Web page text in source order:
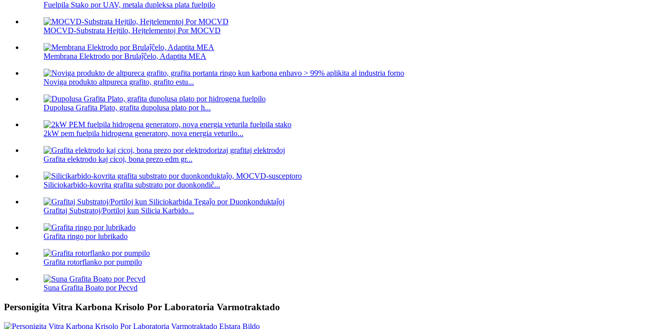
Fuelpila Stako por UAV, metala dupleksa plata fuelpilo
MOCVD-Substrata Hejtilo, Hejtelementoj Por MOCVD
Membrana Elektrodo por Brulaĵĉelo, Adaptita MEA
Noviga produkto altpureca grafito, grafito estu...
Dupolusa Grafita Plato, grafita dupolusa plato por h...
2kW pem fuelpila hidrogena generatoro, nova energia veturilo...
Grafita elektrodo kaj cicoj, bona prezo edm gr...
Siliciokarbido-kovrita grafita substrato por duonkondiĉ...
Grafitaj Substratoj/Portiloj kun Silicia Karbido...
Grafita ringo por lubrikado
Grafita rotorflanko por pumpilo
Suna Grafita Boato por Pecvd
Personigita Vitra Karbona Krisolo Por Laboratoria Varmotraktado